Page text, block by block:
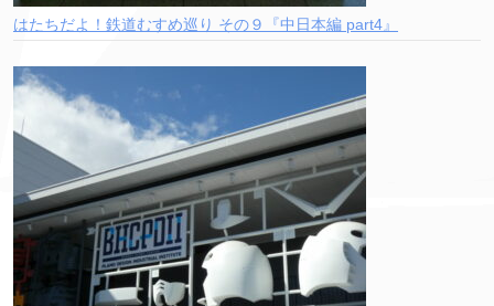
はたちだよ！鉄道むすめ巡り その９『中日本編 part4』